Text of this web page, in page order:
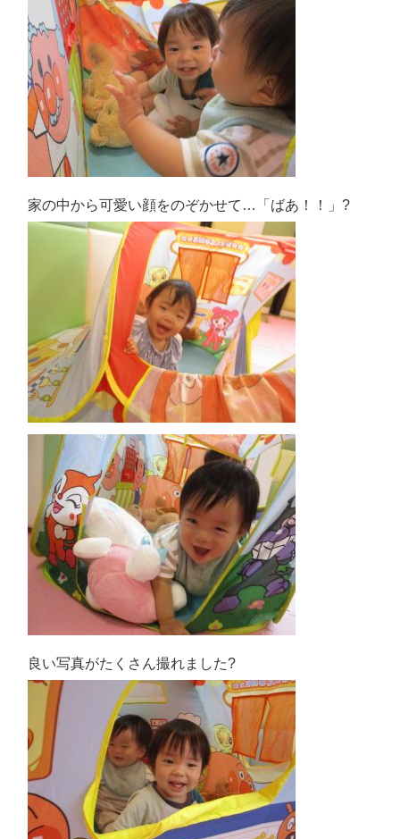
家の中から可愛い顔をのぞかせて…「ばあ！！」?
良い写真がたくさん撮れました?